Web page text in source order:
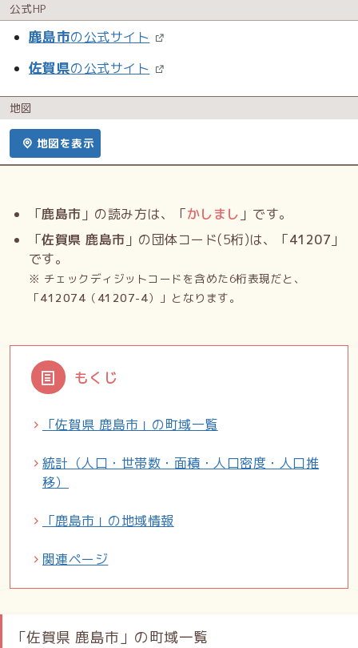
公式HP
鹿島市の公式サイト
佐賀県の公式サイト
地図
地図を表示
「鹿島市 」の読み方は、「かしまし 」です。
「佐賀県 鹿島市 」の団体コード(5桁)は、「41207 」
です。
※ チェックディジットコードを含めた6桁表現だと、
「412074 （ 41207-4）」となります。
もくじ
「佐賀県 鹿島市」の町域一覧
統計（人口・世帯数・面積・人口密度・人口推
移）
「鹿島市」の地域情報
関連ページ
「佐賀県 鹿島市」の町域一覧